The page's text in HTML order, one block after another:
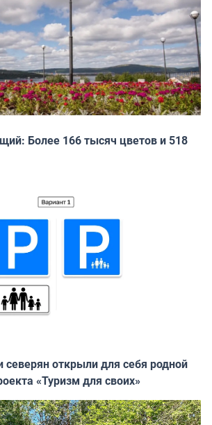
Более 166 тысяч цветов и 518
северян открыли для себя родной
«Туризм для своих»